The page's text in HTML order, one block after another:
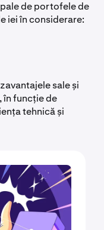
de portofele de
iei în considerare:
sale și
în funcție de
tehnică și